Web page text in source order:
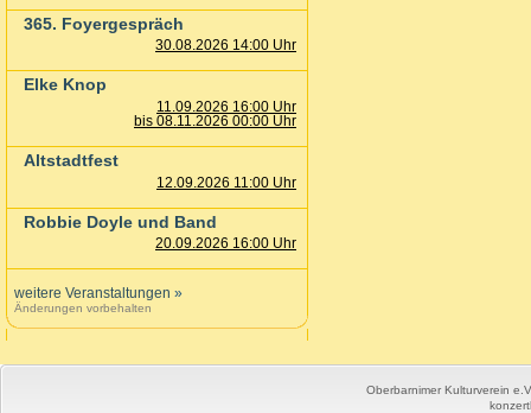
365. Foyergespräch
30.08.2026 14:00 Uhr
Elke Knop
11.09.2026 16:00 Uhr
bis 08.11.2026 00:00 Uhr
Altstadtfest
12.09.2026 11:00 Uhr
Robbie Doyle und Band
20.09.2026 16:00 Uhr
weitere Veranstaltungen »
Änderungen vorbehalten
Oberbarnimer Kulturverein